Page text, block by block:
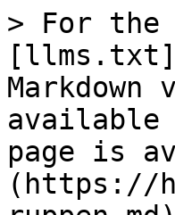
> For the
available
page is
(https://